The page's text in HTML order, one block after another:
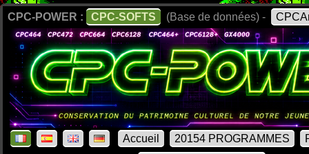
CPC-POWER : CPC-SOFTS (Base de données) -
Accueil 20154 PROGRAMMES